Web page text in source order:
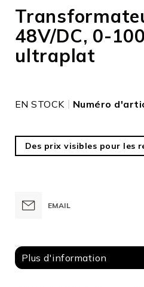
the
beginning
of
the
images
48V/DC, 0-
ultraplat
EN STOCK Numéro
Des prix visibles pour les
EMAIL
Plus d'information